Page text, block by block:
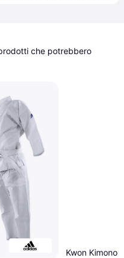
che potrebbero
Kwon Kimono